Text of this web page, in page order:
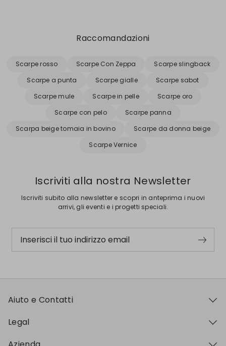
Raccomandazioni
Scarpe rosso Scarpe Con Zeppa
Scarpe slingback
Scarpe a punta
Scarpe gialle
Scarpe sabot
Scarpe mule
Scarpe in pelle
Scarpe oro
Scarpe con pelo
Scarpe panna
Scarpa beige tomaia in bovino
Scarpe da donna beige
Scarpe Vernice
Iscriviti alla nostra Newsletter
Iscriviti subito alla newsletter e scopri in anteprima i nuovi
arrivi, gli eventi e i progetti speciali.
Inserisci il tuo indirizzo email
Aiuto e Contatti
Legal